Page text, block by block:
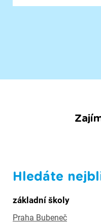
Hledáte
základní školy
Praha Bubeneč